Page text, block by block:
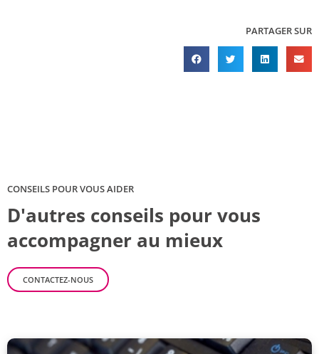
PARTAGER SUR
CONSEILS POUR VOUS AIDER
D'autres conseils pour vous
accompagner au mieux
CONTACTEZ-NOUS